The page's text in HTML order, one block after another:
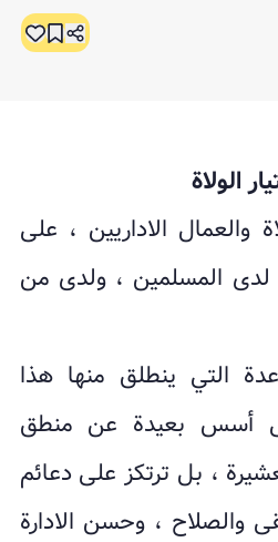
الولاة
والعمال الاداريين ، على
لدى المسلمين ، ولدى من
التي ينطلق منها هذا
أسس بعيدة عن منطق
، بل ترتكز على دعائم
والصلاح ، وحسن الادارة